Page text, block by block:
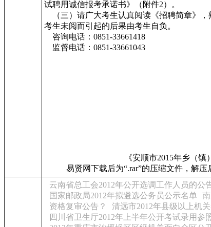
试聘用诚信报考承诺书》（附件2）。
（三）请广大考生认真阅读《招聘简章》，
考生未阅而引起的后果由考生自负。
咨询电话：0851-33661418
监督电话：0851-33661043
《安顺市2015年乡（镇
易贤网下载后为“.rar”的压缩文件，解压
云南省总工会2012年公开选调工作人员的公
国家邮政局2012年拟遴选公务员公示名单
资格复审公告？
清远市2012年县级以上机
四川省卫生厅2012年上半年公开考试录用